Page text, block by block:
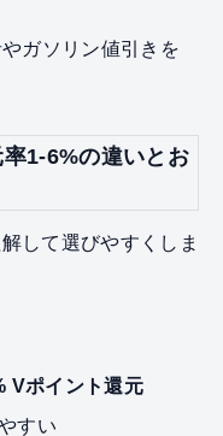
ガソリン値引きを
1-6%の違いとお
して選びやすくしま
Vポイント還元
すい